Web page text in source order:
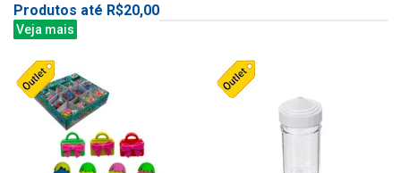
Produtos até R$20,00
Veja mais